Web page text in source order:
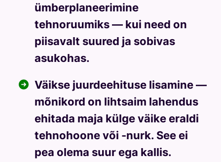
ümberplaneerimine
tehnoruumiks — kui need on
piisavalt suured ja sobivas
asukohas.
Väikse juurdeehituse lisamine —
mõnikord on lihtsaim lahendus
ehitada maja külge väike eraldi
tehnohoone või -nurk. See ei
pea olema suur ega kallis.